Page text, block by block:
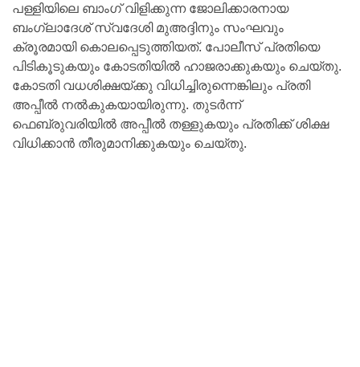
പള്ളിയിലെ ബാംഗ് വിളിക്കുന്ന ജോലിക്കാരനായ
ബംഗ്ലാദേശ് സ്വദേശി മുഅദ്ദിനും സംഘവും
ക്രൂരമായി കൊലപ്പെടുത്തിയത്. പോലീസ് പ്രതിയെ
പിടികൂടുകയും കോടതിയിൽ ഹാജരാക്കുകയും ചെയ്തു.
കോടതി വധശിക്ഷയ്ക്കു വിധിച്ചിരുന്നെങ്കിലും പ്രതി
അപ്പീൽ നൽകുകയായിരുന്നു. തുടർന്ന്
ഫെബ്രുവരിയിൽ അപ്പീൽ തള്ളുകയും പ്രതിക്ക് ശിക്ഷ
വിധിക്കാൻ തീരുമാനിക്കുകയും ചെയ്തു.